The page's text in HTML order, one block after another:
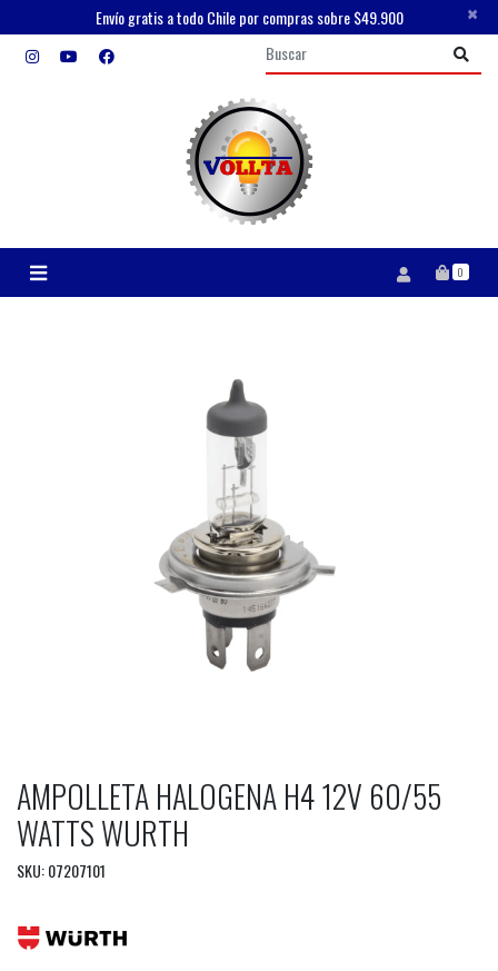
Envío gratis a todo Chile por compras sobre $49.900 ×
0
AMPOLLETA HALOGENA H4 12V 60/55
WATTS WURTH
SKU: 07207101